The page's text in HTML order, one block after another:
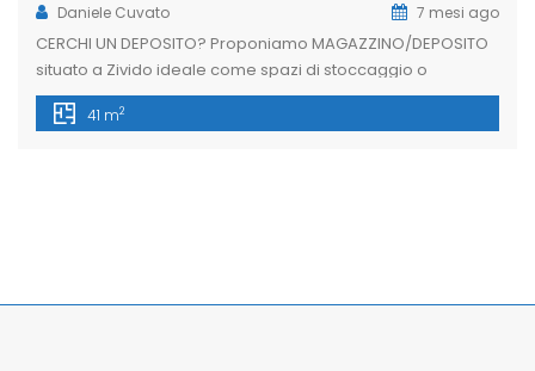
Daniele Cuvato
7 mesi ago
CERCHI UN DEPOSITO? Proponiamo MAGAZZINO/DEPOSITO
situato a Zivido ideale come spazi di stoccaggio o
magazzino. La soluzione: – Deposito di circa 41 mq non
utilizzabile per carico e scarico diretto interno ma fino al
41 m2